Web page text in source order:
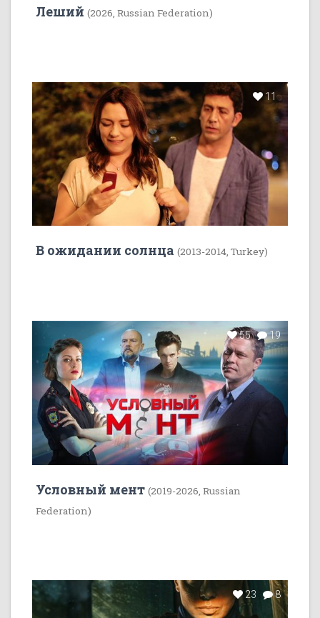
Леший (2026, Russian Federation)
11
В ожидании солнца (2013-2014, Turkey)
55 19
Условный мент (2019-2026, Russian
Federation)
23 8